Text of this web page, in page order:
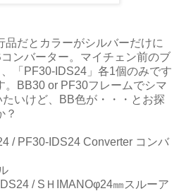
品だとカラーがシルバーだけに
ンバーター。マイチェン前のブ
「PF30-IDS24」各1個のみです
。BB30 or PF30フレームでシマ
いけど、BB色が・・・とお探
？
/ PF30-IDS24 Converter コンバ
/ SＨIMANOφ24㎜スルーア